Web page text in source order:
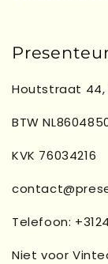
Houtstraat 44,
BTW
KVK 76034216
Telefoon:
Niet voor